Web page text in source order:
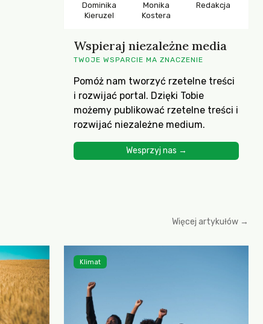
Dominika
Kieruzel
Monika
Kostera
Redakcja
Wspieraj niezależne media
TWOJE WSPARCIE MA ZNACZENIE
Pomóż nam tworzyć rzetelne treści
i rozwijać portal. Dzięki Tobie
możemy publikować rzetelne treści i
rozwijać niezależne medium.
Wesprzyj nas →
Więcej artykułów →
Klimat